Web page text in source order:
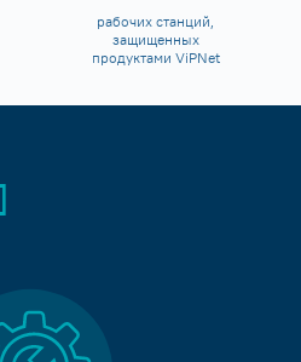
рабочих станций,
защищенных
продуктами ViPNet